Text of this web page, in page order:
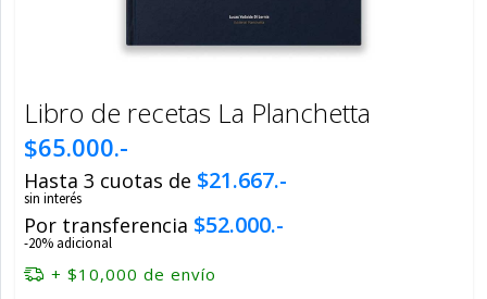
Libro de recetas La Planchetta
$65.000.-
Hasta 3 cuotas de $21.667.-
sin interés
Por transferencia $52.000.-
-20% adicional
+ $10,000 de envío